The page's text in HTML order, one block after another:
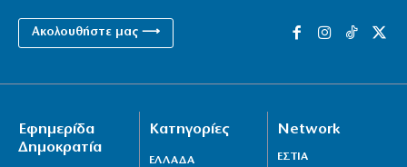
Ακολουθήστε μας ⟶
Εφημερίδα
Δημοκρατία
Κατηγορίες
ΕΛΛΑΔΑ
Network
ΕΣΤΙΑ